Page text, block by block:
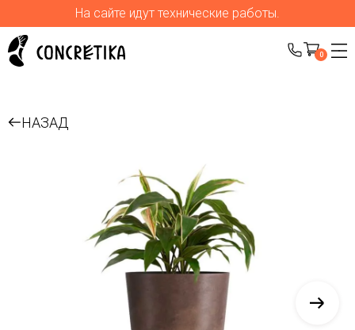
На сайте идут технические работы.
0
НАЗАД